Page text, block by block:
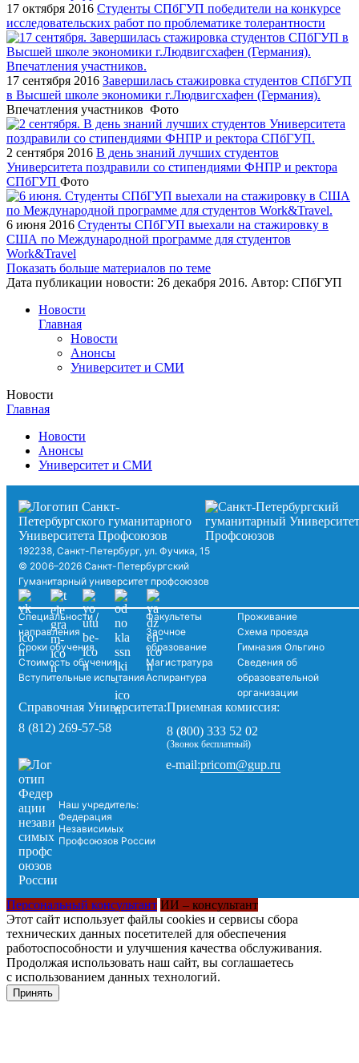
17 октября 2016 Студенты СПбГУП победители на конкурсе
исследовательских работ по проблематике толерантности
17 сентября 2016 Завершилась стажировка студентов СПбГУП
в Высшей школе экономики г.Людвигсхафен (Германия).
Впечатления участников Фото
2 сентября 2016 В день знаний лучших студентов
Университета поздравили со стипендиями ФНПР и ректора
СПбГУП Фото
6 июня 2016 Студенты СПбГУП выехали на стажировку в
США по Международной программе для студентов
Work&Travel
Показать больше материалов по теме
Дата публикации новости: 26 декабря 2016. Автор: СПбГУП
Новости
Главная
Новости
Анонсы
Университет и СМИ
Новости
Главная
Новости
Анонсы
Университет и СМИ
192238, Санкт-Петербург, ул. Фучика, 15
© 2006–2026 Санкт-Петербургский
Гуманитарный университет профсоюзов
Специальности /
направления
Сроки обучения
Стоимость обучения
Вступительные испытания
Факультеты
Заочное
образование
Магистратура
Аспирантура
Проживание
Схема проезда
Гимназия Ольгино
Сведения об
образовательной
организации
Справочная Университета:
8 (812) 269-57-58
Приемная комиссия:
8 (800) 333 52 02
(Звонок бесплатный)
Наш учредитель:
Федерация
Независимых
Профсоюзов России
e-mail:pricom@gup.ru
Персональный консультант ИИ – консультант
Этот сайт использует файлы cookies и сервисы сбора
технических данных посетителей для обеспечения
работоспособности и улучшения качества обслуживания.
Продолжая использовать наш сайт, вы соглашаетесь
с использованием данных технологий.
Принять